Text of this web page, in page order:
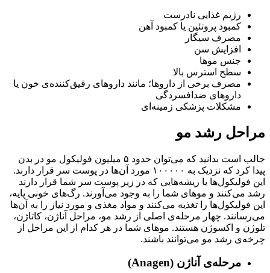
رژیم غذایی نادرست
کمبود پروتئین یا کمبود آهن
مصرف سیگار
افزایش سن
جنس موها
سطح استرس بالا
مصرف برخی از داروها؛ مانند داروهای رقیق‌کننده‌ی خون یا
داروهای ضدافسردگی
مشکلات پزشکی زمینه‌ای
مراحل رشد مو
جالب است بدانید که می‌توان حدود ۵ میلیون فولیکول مو در بدن
پیدا کرد که نزدیک به ۱۰۰۰۰۰ مورد آن‌ها در پوست سر قرار دارند.
این فولیکول‌ها یا ریشه‌هایی که در زیر پوست سر شما قرار دارند
رشد می‌کنند و موهای شما را به وجود می‌آورند. رگ‌های خونی پایه،
این فولیکول‌ها را تغذیه می‌کنند و مواد مغذی و مورد نیاز را به آن‌ها
می‌رسانند. چهار مرحله‌ی اصلی از رشد مو، مراحل آناژن، کاتاژن،
تلوژن و اکسوژن هستند. موهای شما در هر کدام از این مراحل از
چرخه‌ی رشد مو می‌توانند باشند.
مرحله‌ی آناژن (Anagen)